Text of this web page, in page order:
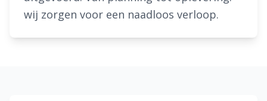
wij zorgen voor een naadloos verloop.